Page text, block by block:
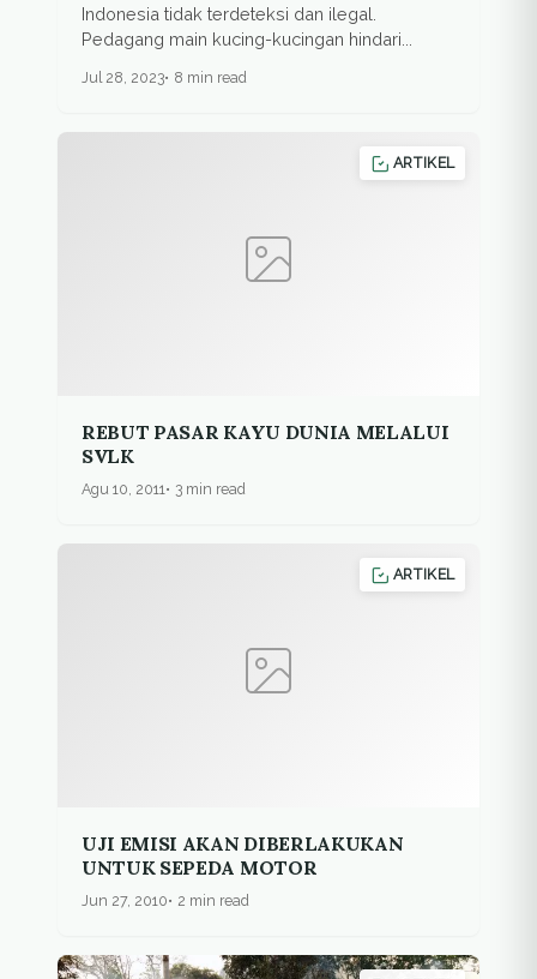
Indonesia tidak terdeteksi dan ilegal.
Pedagang main kucing-kucingan hindari...
Jul 28, 2023 8 min read
ARTIKEL
REBUT PASAR KAYU DUNIA MELALUI
SVLK
Agu 10, 2011 3 min read
ARTIKEL
UJI EMISI AKAN DIBERLAKUKAN
UNTUK SEPEDA MOTOR
Jun 27, 2010 2 min read